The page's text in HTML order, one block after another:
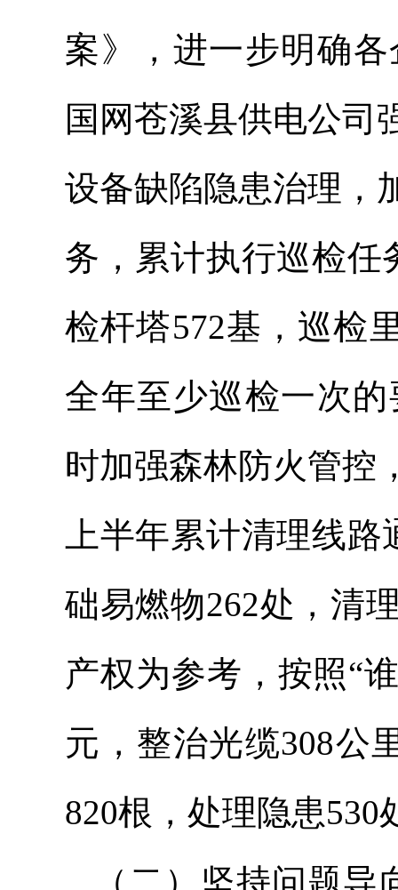
案》，进一步明确
国网苍溪县供电公司
设备缺陷隐患治理，
务，累计执行巡检任
检杆塔572基，巡检
全年至少巡检一次
时加强森林防火管控
上半年累计清理线
础易燃物262处，清
产权为参考，按照“
元，整治光缆308公
820根，处理隐患530
（二）坚持问题